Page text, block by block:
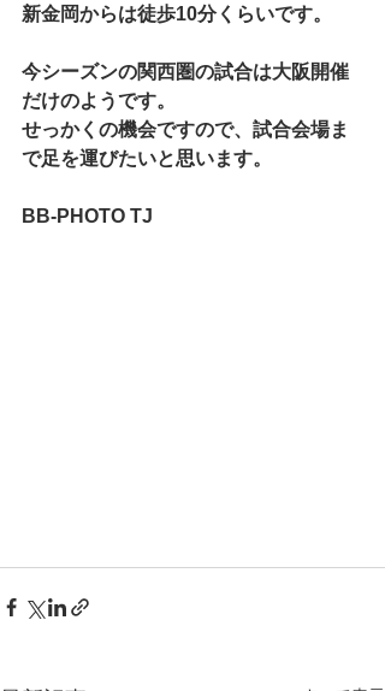
新金岡からは徒歩10分くらいです。
今シーズンの関西圏の試合は大阪開催
だけのようです。
せっかくの機会ですので、試合会場ま
で足を運びたいと思います。
BB-PHOTO TJ